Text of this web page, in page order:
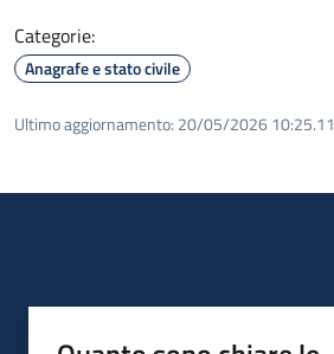
Categorie:
Anagrafe e stato civile
Ultimo aggiornamento: 20/05/2026 10:25.11